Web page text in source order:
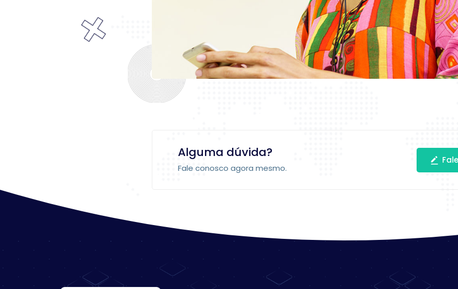
Alguma dúvida?
Fale conosco agora mesmo.